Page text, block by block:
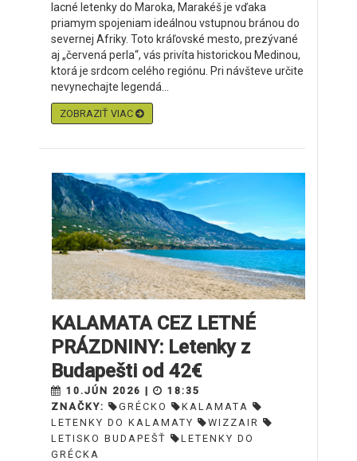
lacné letenky do Maroka, Marakéš je vďaka
priamym spojeniam ideálnou vstupnou bránou do
severnej Afriky. Toto kráľovské mesto, prezývané
aj „červená perla“, vás privíta historickou Medinou,
ktorá je srdcom celého regiónu. Pri návšteve určite
nevynechajte legendá...
ZOBRAZIŤ VIAC
KALAMATA CEZ LETNÉ
PRÁZDNINY: Letenky z
Budapešti od 42€
10.JÚN 2026 |
18:35
ZNAČKY:
GRÉCKO
KALAMATA
LETENKY DO KALAMATY
WIZZAIR
LETISKO BUDAPEŠŤ
LETENKY DO
GRÉCKA